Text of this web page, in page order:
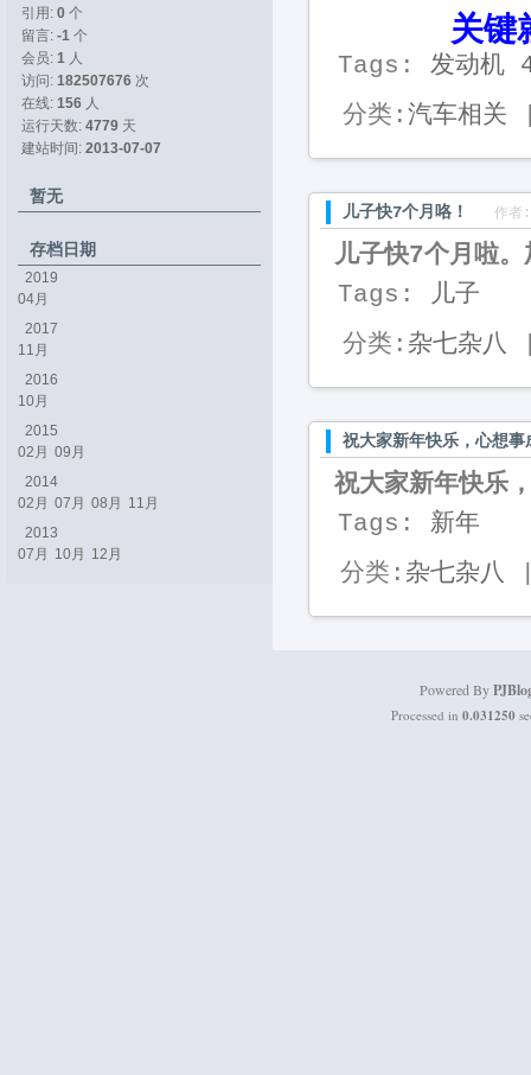
关键就
Tags: 发动机
分类: 汽车相关
儿子快7个月咯！ 作
儿子快7个月啦
Tags:
儿子
分类: 杂七杂八
祝大家新年快乐，心想事
祝大家新年快乐
Tags: 新年
分类: 杂七杂八
引用: 0 个
留言: -1 个
会员: 1 人
访问: 182507676 次
在线: 156 人
运行天数: 4779 天
建站时间: 2013-07-07
暂无
存档日期
2019
04月
2017
11月
2016
10月
2015
02月 09月
2014
02月 07月 08月
11月
2013
07月
10月 12月
Powered By
Processed in 0.031250